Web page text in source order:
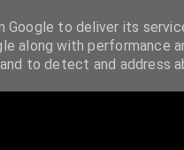
Google to deliver its
along with performance
to detect and address